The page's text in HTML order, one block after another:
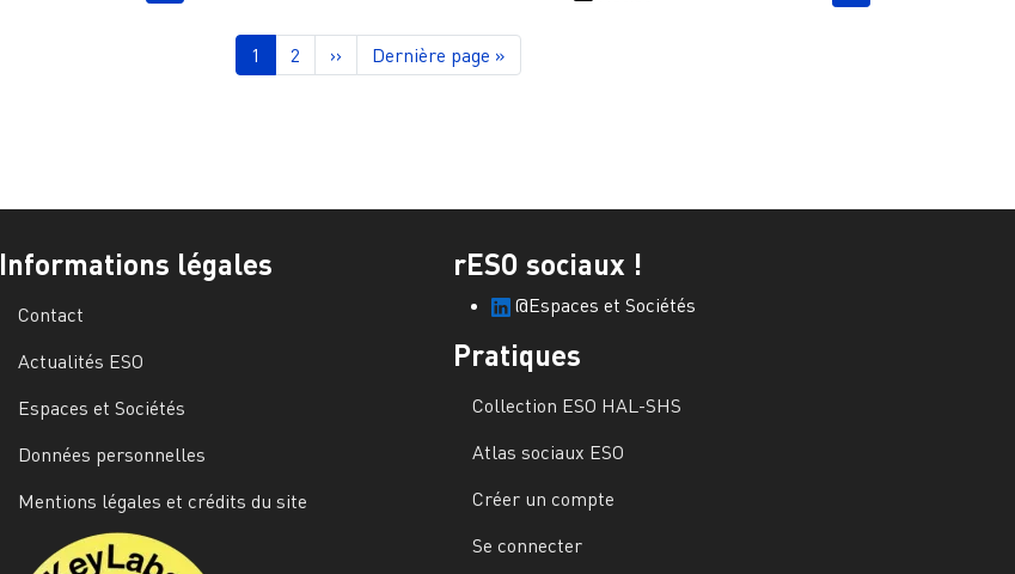
Page courante
1 Page
2 Page suivante
›› Dernière page
Dernière page »
Informations légales
Contact
Actualités ESO
Espaces et Sociétés
Données personnelles
Mentions légales et crédits du site
rESO sociaux !
@Espaces et Sociétés
Pratiques
Collection ESO HAL-SHS
Atlas sociaux ESO
Créer un compte
Se connecter